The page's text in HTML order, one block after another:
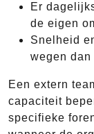
Er
de eigen
Snelheid
wegen
Een extern
capaciteit
specifieke